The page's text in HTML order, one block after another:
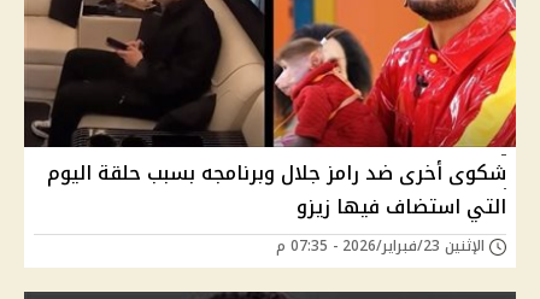
شكوى أخرى ضد رامز جلال وبرنامجه بسبب حلقة اليوم
التي استضاف فيها زيزو
الإثنين 23/فبراير/2026 - 07:35 م